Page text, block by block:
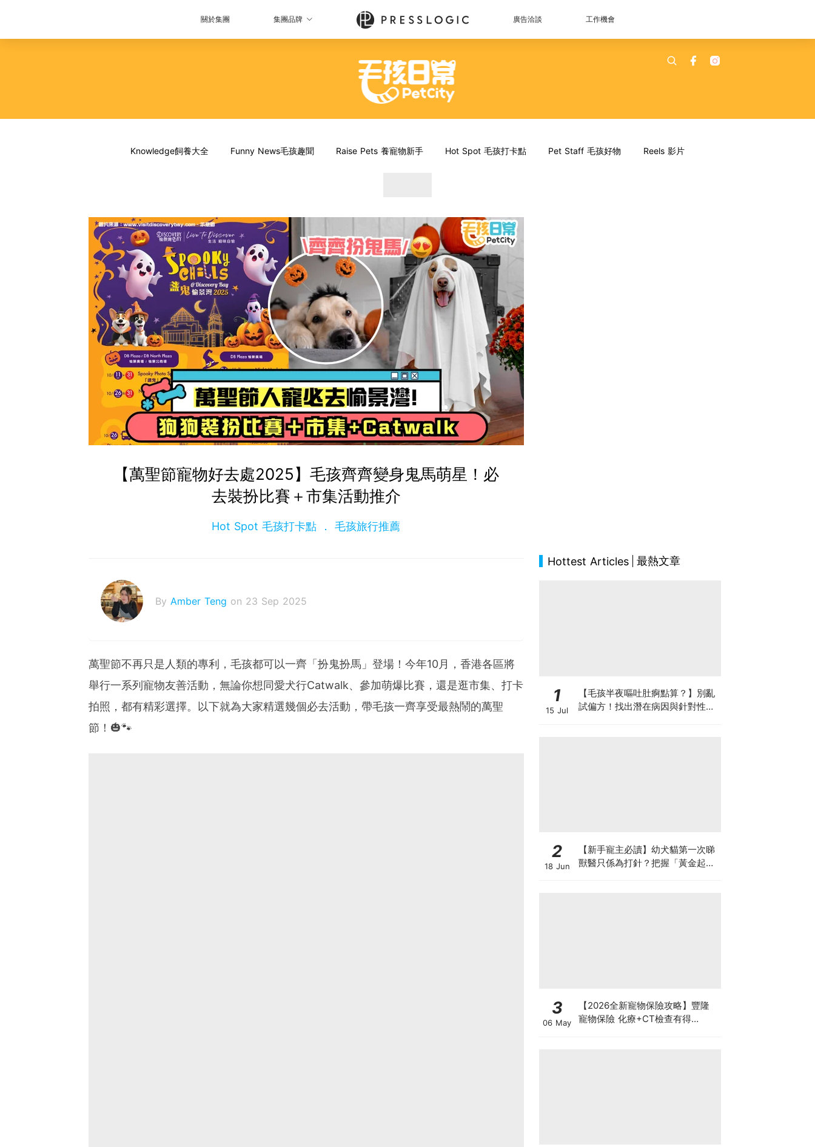
關於集團 集團品牌 廣告洽談 工作機會
Knowledge飼養大全 Funny News毛孩趣聞 Raise Pets 養寵物新手 Hot Spot 毛孩打卡點 Pet Staff 毛孩好物 Reels 影片
【萬聖節寵物好去處2025】毛孩齊齊變身鬼馬萌星！必
去裝扮比賽＋市集活動推介
Hot Spot 毛孩打卡點 毛孩旅行推薦
By Amber Teng on 23 Sep 2025
萬聖節不再只是人類的專利，毛孩都可以一齊「扮鬼扮馬」登場！今年10月，香港各區將
舉行一系列寵物友善活動，無論你想同愛犬行Catwalk、參加萌爆比賽，還是逛市集、打卡
拍照，都有精彩選擇。以下就為大家精選幾個必去活動，帶毛孩一齊享受最熱鬧的萬聖
節！🎃🐾
Hottest Articles 最熱文章
1
15 Jul
【毛孩半夜嘔吐肚痾點算？】別亂
試偏方！找出潛在病因與針對性營
2
18 Jun
【新手寵主必讀】幼犬貓第一次睇
獸醫只係為打針？把握「黃金起跑
3
06 May
【2026全新寵物保險攻略】豐隆
寵物保險 化療+CT檢查有得